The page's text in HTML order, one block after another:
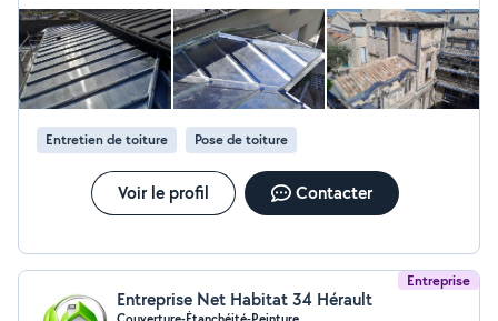
contacter pour toute demande (devis gratuit)
Entretien de toiture Pose de toiture
Voir le profil Contacter
Entreprise
Entreprise Net Habitat 34 Hérault